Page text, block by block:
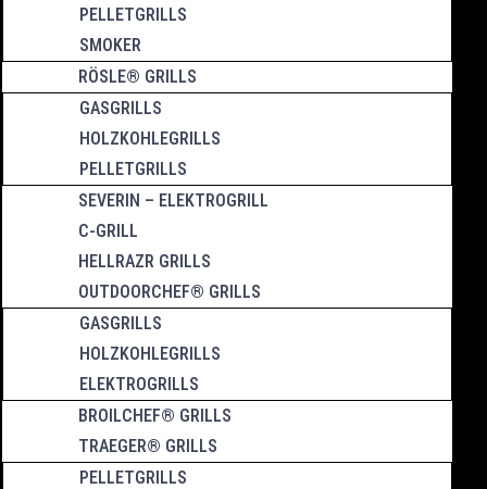
PELLETGRILLS
SMOKER
RÖSLE® GRILLS
GASGRILLS
HOLZKOHLEGRILLS
PELLETGRILLS
SEVERIN – ELEKTROGRILL
C-GRILL
HELLRAZR GRILLS
OUTDOORCHEF® GRILLS
GASGRILLS
HOLZKOHLEGRILLS
ELEKTROGRILLS
BROILCHEF® GRILLS
TRAEGER® GRILLS
PELLETGRILLS